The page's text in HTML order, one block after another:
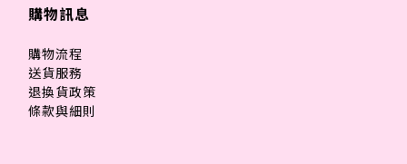
購物訊息
購物流程
送貨服務
退換貨政策
條款與細則